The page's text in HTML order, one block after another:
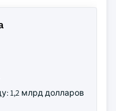
1,2 млрд долларов